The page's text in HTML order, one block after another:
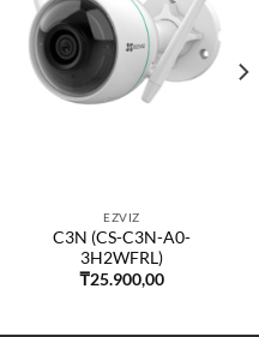
EZVIZ
C3N (CS-C3N-A0-
3H2WFRL)
₸25.900,00